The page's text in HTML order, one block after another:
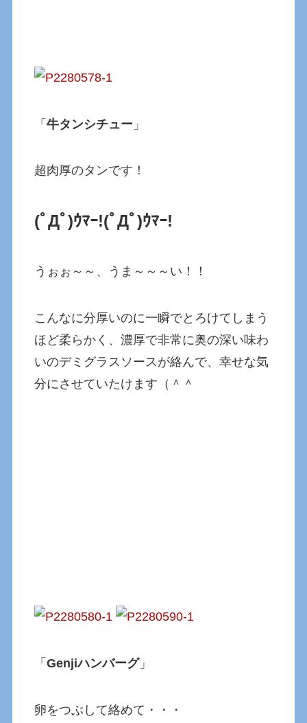
「牛タンシチュー 」
超肉厚のタンです！
(ﾟДﾟ)ｳﾏｰ!(ﾟДﾟ)ｳﾏｰ!
うぉぉ～～、うま～～～い！！
こんなに分厚いのに一瞬でとろけてしまう
ほど柔らかく、濃厚で非常に奥の深い味わ
いのデミグラスソースが絡んで、幸せな気
分にさせていたけます（＾＾
「Genjiハンバーグ」
卵をつぶして絡めて・・・